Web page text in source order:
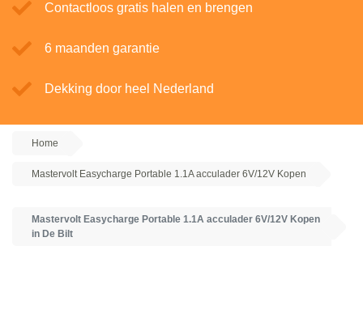
Contactloos gratis halen en brengen
6 maanden garantie
Dekking door heel Nederland
Home
Mastervolt Easycharge Portable 1.1A acculader 6V/12V Kopen
Mastervolt Easycharge Portable 1.1A acculader 6V/12V Kopen
in De Bilt